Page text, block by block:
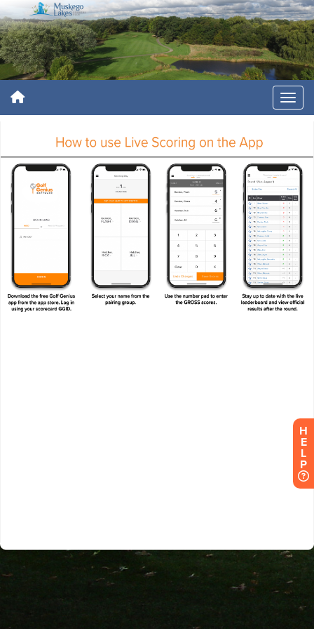
H
E
L
P